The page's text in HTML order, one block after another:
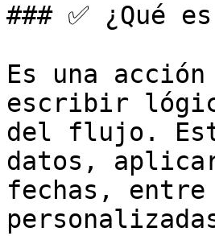
### ✅ ¿Qué
Es una
escribir
del flujo.
datos,
fechas, entre